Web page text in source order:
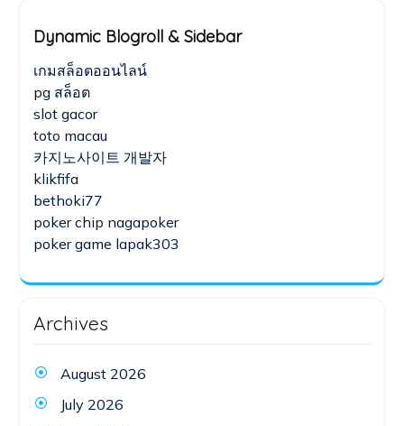
Dynamic Blogroll & Sidebar
เกมสล็อตออนไลน์
pg สล็อต
slot gacor
toto macau
카지노사이트 개발자
klikfifa
bethoki77
poker chip nagapoker
poker game lapak303
Archives
August 2026
July 2026